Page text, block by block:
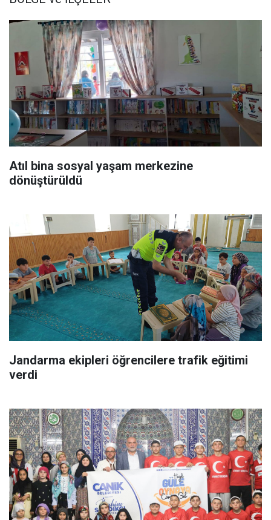
Atıl bina sosyal yaşam merkezine
dönüştürüldü
Jandarma ekipleri öğrencilere trafik eğitimi
verdi